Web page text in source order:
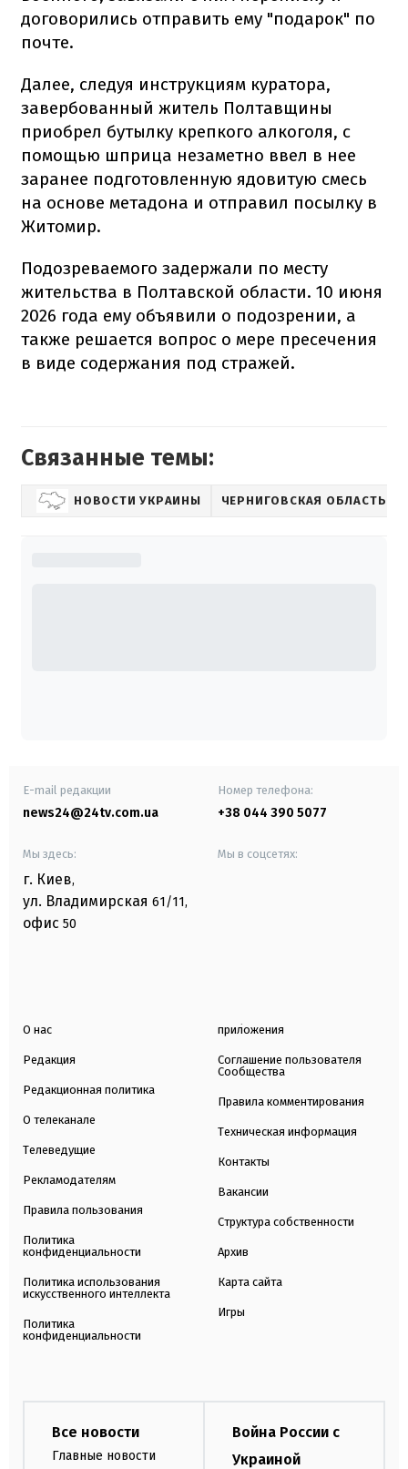
договорились отправить ему "подарок" по
почте.
Далее, следуя инструкциям куратора,
завербованный житель Полтавщины
приобрел бутылку крепкого алкоголя, с
помощью шприца незаметно ввел в нее
заранее подготовленную ядовитую смесь
на основе метадона и отправил посылку в
Житомир.
Подозреваемого задержали по месту
жительства в Полтавской области. 10 июня
2026 года ему объявили о подозрении, а
также решается вопрос о мере пресечения
в виде содержания под стражей.
Связанные темы:
НОВОСТИ УКРАИНЫ ЧЕРНИГОВСКАЯ ОБЛАСТЬ
E-mail редакции
news24@24tv.com.ua
Номер телефона:
+38 044 390 5077
Мы здесь:
г. Киев,
ул. Владимирская 61/11,
офис 50
Мы в соцсетях:
О нас
Редакция
Редакционная политика
О телеканале
Телеведущие
Рекламодателям
Правила пользования
Политика
конфиденциальности
Политика использования
искусственного интеллекта
Политика
конфиденциальности
приложения
Соглашение пользователя
Сообщества
Правила комментирования
Техническая информация
Контакты
Вакансии
Структура собственности
Архив
Карта сайта
Игры
Все новости
Главные новости
Война России с
Украиной